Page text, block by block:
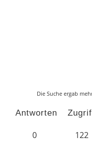
Die Suche ergab
Antworten
0 122